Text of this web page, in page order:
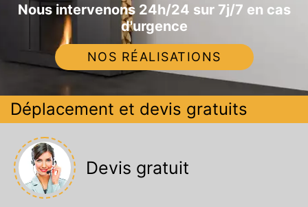
Nous intervenons 24h/24 sur 7j/7 en cas
d'urgence
NOS RÉALISATIONS
Déplacement et devis gratuits
Devis gratuit